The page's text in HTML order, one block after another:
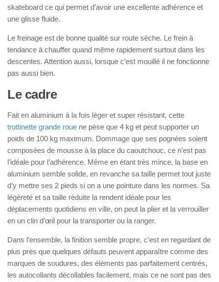
skateboard ce qui permet d’avoir une excellente adhérence et
une glisse fluide.
Le freinage est de bonne qualité sur route sèche. Le frein à
tendance à chauffer quand même rapidement surtout dans les
descentes. Attention aussi, lorsque c’est mouillé il ne fonctionne
pas aussi bien.
Le cadre
Fait en aluminium à la fois léger et super résistant, cette
trottinette grande roue ne pèse que 4 kg et peut supporter un
poids de 100 kg maximum. Dommage que ses pognées soient
composées de mousse à la place du caoutchouc, ce n’est pas
l’idéale pour l’adhérence. Même en étant très mince, la base en
aluminium semble solide, en revanche sa taille permet tout juste
d’y mettre ses 2 pieds si on a une pointure dans les normes. Sa
légèreté et sa taille réduite la rendent idéale pour les
déplacements quotidiens en ville, on peut la plier et la verrouiller
en un clin d’œil pour la transporter ou la ranger.
Dans l’ensemble, la finition semble propre, c’est en regardant de
plus près que quelques défauts peuvent apparaître comme des
marques de soudures, des éléments pas parfaitement centrés,
les autocollants décollables facilement, mais ce ne sont pas des